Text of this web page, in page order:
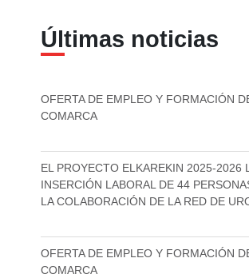
Últimas noticias
OFERTA DE EMPLEO Y FORMACIÓN
COMARCA
EL PROYECTO ELKAREKIN 2025-2026
INSERCIÓN LABORAL DE 44
LA COLABORACIÓN DE LA RED DE
OFERTA DE EMPLEO Y FORMACIÓN
COMARCA